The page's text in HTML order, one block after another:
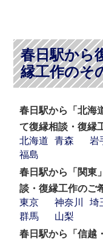
春日駅から
縁工作のそ
春日駅から「北海
て復縁相談・復縁
北海道
青森 岩
福島
春日駅から「関東
談・復縁工作のご
東京
神奈川 埼
群馬
山梨
春日駅から「信越